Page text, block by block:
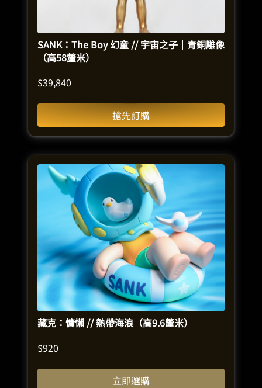
SANK：The Boy 幻童 // 宇宙之子｜青銅雕像
（高58釐米）
$39,840
搶先訂購
藏克：慵懶 // 熱帶海浪（高9.6釐米）
$920
立即選購